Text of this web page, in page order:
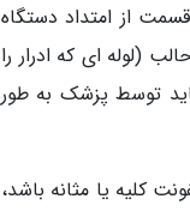
از امتداد دستگاه
(لوله ای که ادرار را
توسط پزشک به طور
کلیه یا مثانه باشد،